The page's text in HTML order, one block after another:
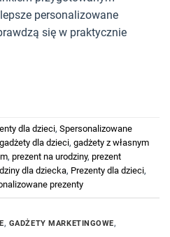
personalizowane
się w praktycznie
dla dzieci, Spersonalizowane
gadżety dla dzieci, gadżety z własnym
, prezent na urodziny, prezent
dla dziecka, Prezenty dla dzieci,
prezenty
, GADŻETY MARKETINGOWE,